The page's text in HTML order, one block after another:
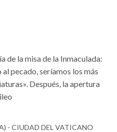
de la misa de la Inmaculada:
pecado, seríamos los más
Después, la apertura
- CIUDAD DEL VATICANO